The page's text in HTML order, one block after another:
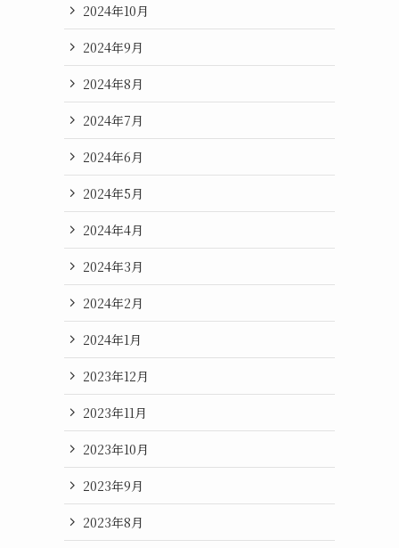
2024年10月
2024年9月
2024年8月
2024年7月
2024年6月
2024年5月
2024年4月
2024年3月
2024年2月
2024年1月
2023年12月
2023年11月
2023年10月
2023年9月
2023年8月